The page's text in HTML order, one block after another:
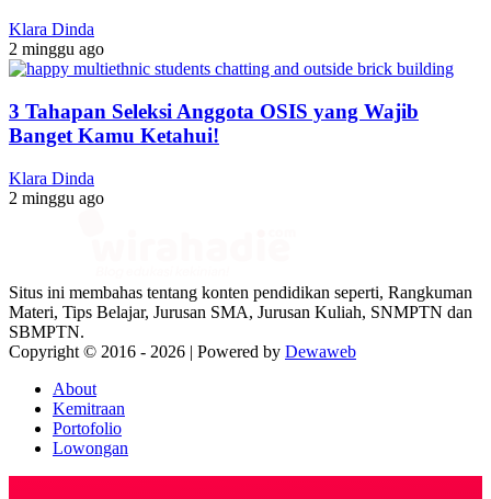
Klara Dinda
2 minggu ago
3 Tahapan Seleksi Anggota OSIS yang Wajib
Banget Kamu Ketahui!
Klara Dinda
2 minggu ago
Situs ini membahas tentang konten pendidikan seperti, Rangkuman
Materi, Tips Belajar, Jurusan SMA, Jurusan Kuliah, SNMPTN dan
SBMPTN.
Copyright © 2016 - 2026 | Powered by Dewaweb
About
Kemitraan
Portofolio
Lowongan